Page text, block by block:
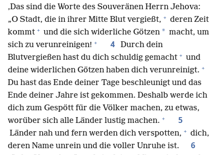
‚Das sind die Worte des Souveränen Herrn Jehova:
„O Stadt, die in ihrer Mitte Blut vergießt, + deren Zeit
kommt + und die sich widerliche Götzen * macht, um
sich zu verunreinigen! + 4
Durch dein
Blutvergießen hast du dich schuldig gemacht + und
deine widerlichen Götzen haben dich verunreinigt. +
Du hast das Ende deiner Tage beschleunigt und das
Ende deiner Jahre ist gekommen. Deshalb werde ich
dich zum Gespött für die Völker machen, zu etwas,
worüber sich alle Länder lustig machen. + 5
Länder nah und fern werden dich verspotten, + dich,
deren Name unrein und die voller Unruhe ist.
6